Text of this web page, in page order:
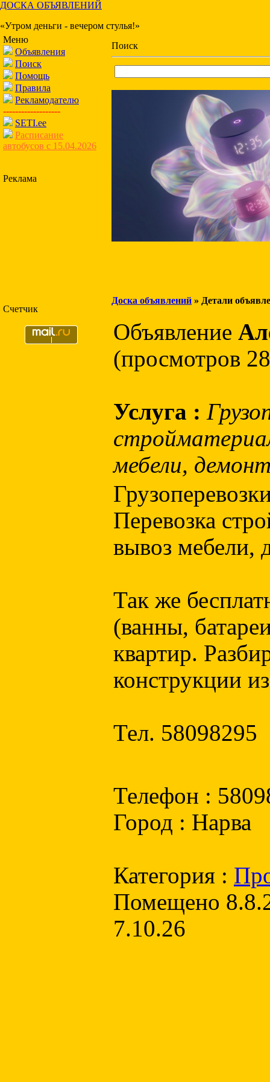
ДОСКА ОБЪЯВЛЕНИЙ
«Утром деньги - вечером стулья!»
Меню
Объявления
Поиск
Помощь
Правила
Рекламодателю
-------------------
SETI.ee
Расписание
автобусов с 15.04.2026
Реклама
Счетчик
Поиск
Доска объявлений » Детали
Объявление
(просмотров
Услуга :
мебели,
Перевозка
вывоз мебели,
Так же
(ванны,
квартир.
конструкции
Тел. 58098295
Телефон :
Город : Нарва
Категория :
Помещено
7.10.26